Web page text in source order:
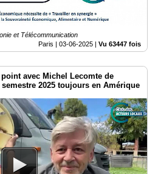
et Télécommunication
Paris | 03-06-2025 | Vu 63447 fois
avec Michel Lecomte de
2025 toujours en Amérique